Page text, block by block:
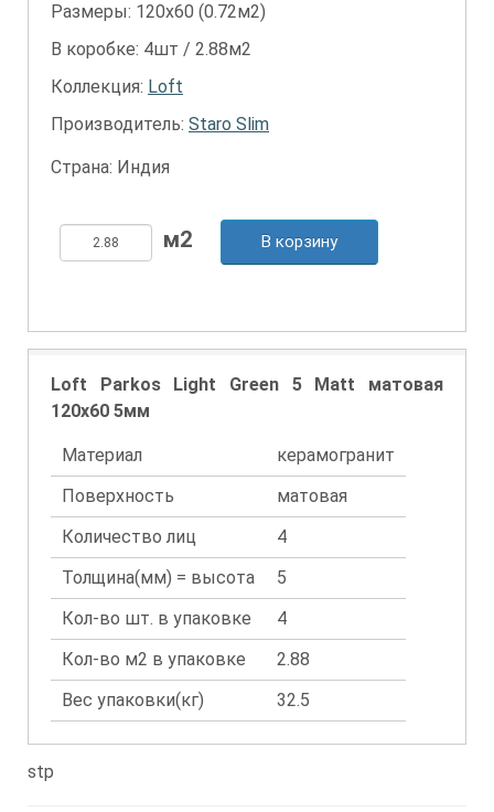
Размеры: 120х60 (0.72м2)
В коробке: 4шт / 2.88м2
Коллекция: Loft
Производитель: Staro Slim
Страна: Индия
В корзину
Loft Parkos Light Green 5 Matt матовая
120x60 5мм
Материал
керамогранит
Поверхность
матовая
Количество лиц
4
Толщина(мм) = высота
5
Кол-во шт. в упаковке
4
Кол-во м2 в упаковке
2.88
Вес упаковки(кг)
32.5
stp